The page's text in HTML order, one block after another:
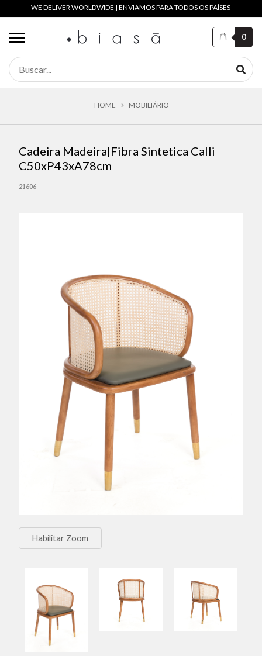
WE DELIVER WORLDWIDE | ENVIAMOS PARA TODOS OS PAÍSES
0
HOME MOBILIÁRIO
Cadeira Madeira|Fibra Sintetica Calli
C50xP43xA78cm
21606
Habilitar Zoom